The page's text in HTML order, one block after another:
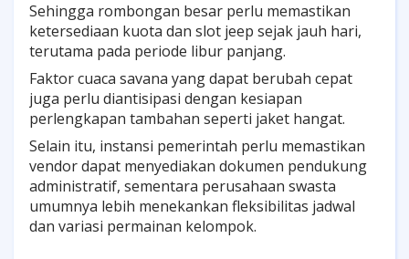
Sehingga rombongan besar perlu memastikan
ketersediaan kuota dan slot jeep sejak jauh hari,
terutama pada periode libur panjang.
Faktor cuaca savana yang dapat berubah cepat
juga perlu diantisipasi dengan kesiapan
perlengkapan tambahan seperti jaket hangat.
Selain itu, instansi pemerintah perlu memastikan
vendor dapat menyediakan dokumen pendukung
administratif, sementara perusahaan swasta
umumnya lebih menekankan fleksibilitas jadwal
dan variasi permainan kelompok.